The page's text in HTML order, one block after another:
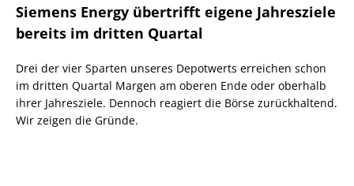
Siemens Energy übertrifft eigene Jahresziele
bereits im dritten Quartal
Drei der vier Sparten unseres Depotwerts erreichen schon
im dritten Quartal Margen am oberen Ende oder oberhalb
ihrer Jahresziele. Dennoch reagiert die Börse zurückhaltend.
Wir zeigen die Gründe.